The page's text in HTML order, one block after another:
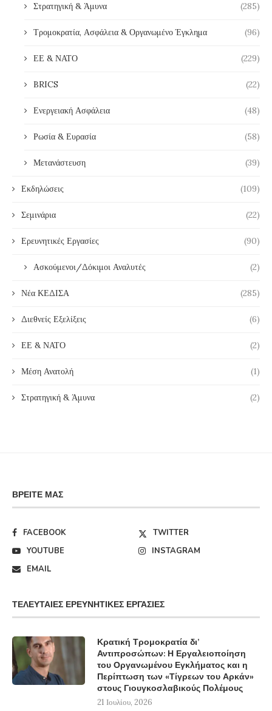
Στρατηγική & Άμυνα (285)
Τρομοκρατία, Ασφάλεια & Οργανωμένο Έγκλημα (96)
ΕΕ & ΝΑΤΟ (229)
BRICS (22)
Ενεργειακή Ασφάλεια (48)
Ρωσία & Ευρασία (58)
Μετανάστευση (39)
Εκδηλώσεις (109)
Σεμινάρια (22)
Ερευνητικές Εργασίες (90)
Ασκούμενοι/Δόκιμοι Αναλυτές (2)
Νέα ΚΕΔΙΣΑ (285)
Διεθνείς Εξελίξεις (6)
ΕΕ & ΝΑΤΟ (2)
Μέση Ανατολή (1)
Στρατηγική & Άμυνα (2)
ΒΡΕΊΤΕ ΜΑΣ
FACEBOOK
TWITTER
YOUTUBE
INSTAGRAM
EMAIL
ΤΕΛΕΥΤΑΊΕΣ ΕΡΕΥΝΗΤΙΚΈΣ ΕΡΓΑΣΊΕΣ
Κρατική Τρομοκρατία δι’
Αντιπροσώπων: Η Εργαλειοποίηση
του Οργανωμένου Εγκλήματος και η
Περίπτωση των «Τίγρεων του Αρκάν»
στους Γιουγκοσλαβικούς Πολέμους
21 Ιουλίου, 2026